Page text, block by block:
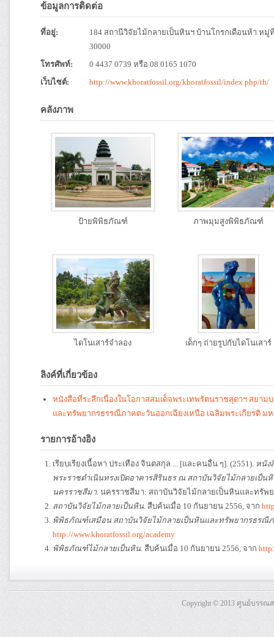
ข้อมูลการติดต่อ
ที่อยู่:
184 สถานีวิจัยไม้กลายเป็นหินฯ บ้านโกรกเดือนห้า ห
30000
โทรศัพท์:
0 4437 0739 หรือ 08 0165 1070
เว็บไซต์:
http://www.khoratfossil.org/khoratfossil/index.php/th/
คลังภาพ
ป้ายพิพิธภัณฑ์ ภาพมุมสูงพิพิธภัณฑ์
ไดโนเสาร์จำลอง เด็กๆ ถ่ายรูปกับไดโนเสาร์
ลิงค์ที่เกี่ยวข้อง
หนังสือที่ระลึกเนื่องในโอกาสสมเด็จพระเทพรัตนราชสุดาฯ สยา
และทรัพยากรธรรณีภาคตะวันออกเฉียงเหนือ เฉลิมพระเกียรติ
รายการอ้างอิง
เรียบเรียงเนื้อหา ประเทือง จินตสกุล ... [และคนอื่น ๆ]. (2551). หนัง
พระราชดำเนินทรงเปิดอาคารสิรินธร ณ สถาบันวิจัยไม้กลายเป็
นครราชสีมา. นครราชสีมา: สถาบันวิจัยไม้กลายเป็นหินและทรัพ
สถาบันวิจัยไม้กลายเป็นหิน. สืบค้นเมื่อ 10 กันยายน 2556, จาก
พิพิธภัณฑ์เสมือน สถาบันวิจัยไม้กลายเป็นหินและทรัพยากรธรณีภ
http://www.khoratfossil.org/academy
พิพิธภัณฑ์ไม้กลายเป็นหิน. สืบค้นเมื่อ 10 กันยายน 2556, จาก
Copyright © 2013 ศูนย์บรร